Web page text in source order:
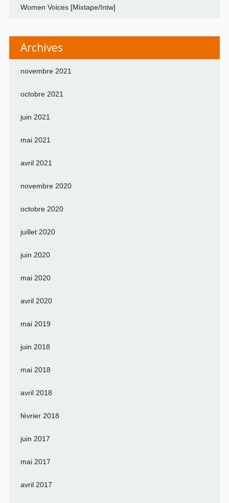
Women Voices [Mixtape/Intw]
Archives
novembre 2021
octobre 2021
juin 2021
mai 2021
avril 2021
novembre 2020
octobre 2020
juillet 2020
juin 2020
mai 2020
avril 2020
mai 2019
juin 2018
mai 2018
avril 2018
février 2018
juin 2017
mai 2017
avril 2017